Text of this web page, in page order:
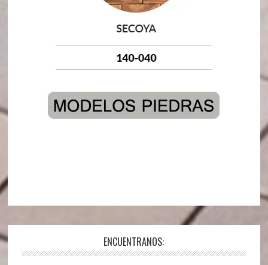
ENCUENTRANOS: